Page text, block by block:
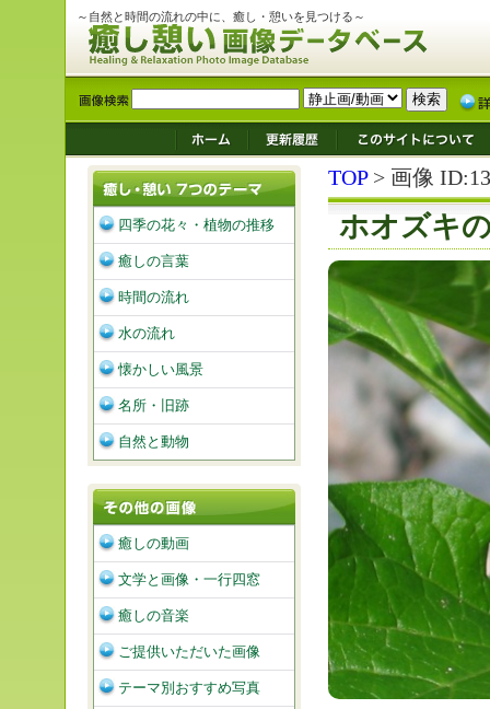
～自然と時間の流れの中に、癒し・憩いを見つける～
TOP> 画像
ホオズキ
四季の花々・植物の推移
癒しの言葉
時間の流れ
水の流れ
懐かしい風景
名所・旧跡
自然と動物
癒しの動画
文学と画像・一行四窓
癒しの音楽
ご提供いただいた画像
テーマ別おすすめ写真